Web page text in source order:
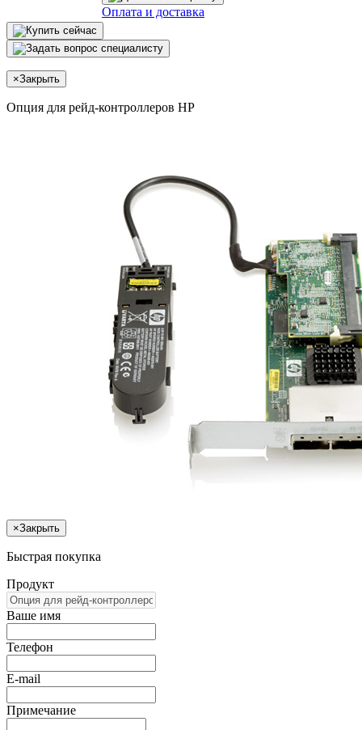
Оплата и доставка
×Закрыть
Опция для pейд-контроллеров HP
×Закрыть
Быстрая покупка
Продукт
Ваше имя
Телефон
E-mail
Примечание